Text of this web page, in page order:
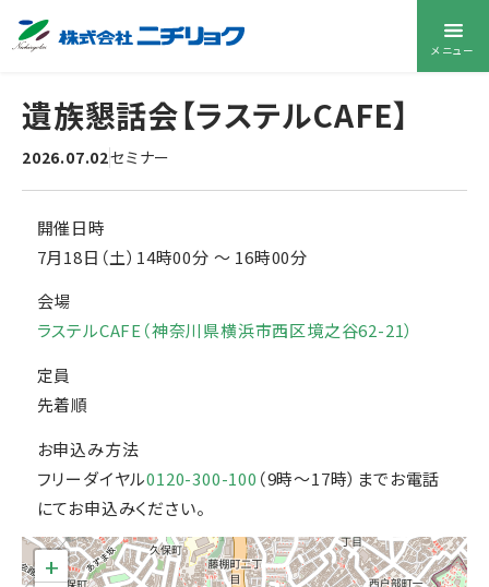
メニュー
遺族懇話会【ラステルCAFE】
2026.07.02セミナー
開催日時
7月18日（土）14時00分 〜 16時00分
会場
ラステルCAFE（神奈川県横浜市西区境之谷62-21）
定員
先着順
お申込み方法
フリーダイヤル0120-300-100 （9時～17時）までお電話
にてお申込みください。
+